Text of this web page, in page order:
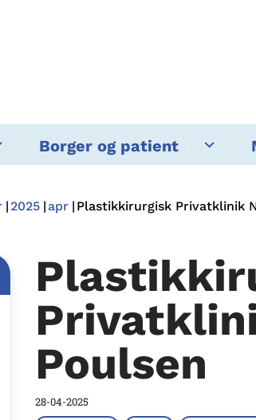
Borger og patient
2025 apr Plastikkirurgisk Privatklinik
Poulsen
28-04-2025